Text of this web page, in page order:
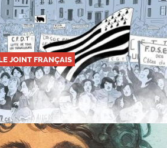
JOINT FRANÇAIS